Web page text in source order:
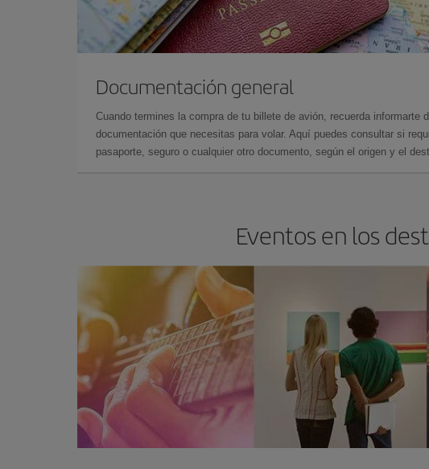
Documentación general
Cuando termines la compra de tu billete de avión, recuerda informarte
documentación que necesitas para volar. Aquí puedes consultar si
pasaporte, seguro o cualquier otro documento, según el origen y el
Eventos en los